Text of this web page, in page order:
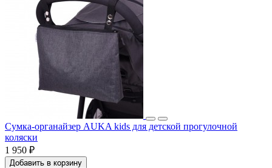
Сумка-органайзер AUKA kids для детской прогулочной
коляски
1 950 ₽
Добавить в корзину